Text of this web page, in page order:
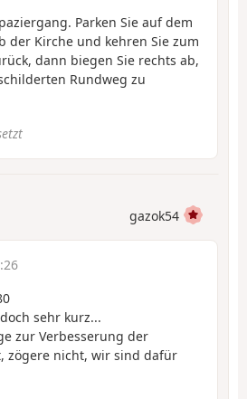
Parken Sie auf dem
der Kirche und kehren Sie zum
dann biegen Sie rechts ab,
Rundweg zu
gazok54
sehr kurz...
zur Verbesserung der
zögere nicht, wir sind dafür